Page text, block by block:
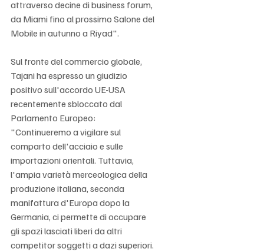
attraverso decine di business forum,
da Miami fino al prossimo Salone del
Mobile in autunno a Riyad".
Sul fronte del commercio globale,
Tajani ha espresso un giudizio
positivo sull'accordo UE-USA
recentemente sbloccato dal
Parlamento Europeo:
"Continueremo a vigilare sul
comparto dell'acciaio e sulle
importazioni orientali. Tuttavia,
l'ampia varietà merceologica della
produzione italiana, seconda
manifattura d'Europa dopo la
Germania, ci permette di occupare
gli spazi lasciati liberi da altri
competitor soggetti a dazi superiori.